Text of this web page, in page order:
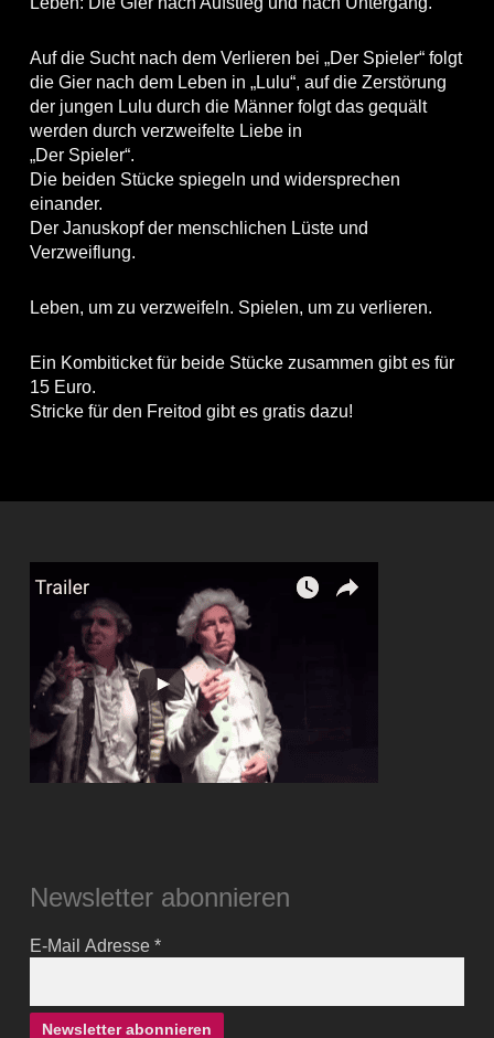
Auf die Sucht nach dem Verlieren bei „Der Spieler“ folgt
die Gier nach dem Leben in „Lulu“, auf die Zerstörung
der jungen Lulu durch die Männer folgt das gequält
werden durch verzweifelte Liebe in
„Der Spieler“.
Die beiden Stücke spiegeln und widersprechen
einander.
Der Januskopf der menschlichen Lüste und
Verzweiflung.
Leben, um zu verzweifeln. Spielen, um zu verlieren.
Ein Kombiticket für beide Stücke zusammen gibt es für
15 Euro.
Stricke für den Freitod gibt es gratis dazu!
Newsletter abonnieren
E-Mail Adresse *